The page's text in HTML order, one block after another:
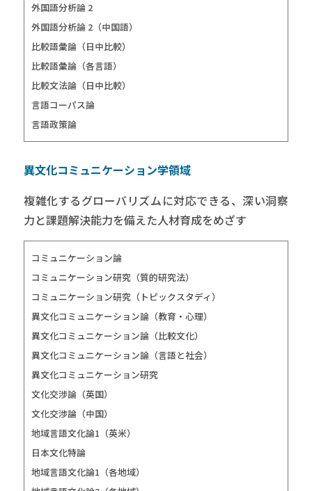
外国語分析論 2
外国語分析論 2（中国語）
比較語彙論（日中比較）
比較語彙論（各言語）
比較文法論（日中比較）
言語コーパス論
言語政策論
異文化コミュニケーション学領域
複雑化するグローバリズムに対応できる、深い洞察
力と課題解決能力を備えた人材育成をめざす
コミュニケーション論
コミュニケーション研究（質的研究法）
コミュニケーション研究（トピックスタディ）
異文化コミュニケーション論（教育・心理）
異文化コミュニケーション論（比較文化）
異文化コミュニケーション論（言語と社会）
異文化コミュニケーション研究
文化交渉論（英国）
文化交渉論（中国）
地域言語文化論1（英米）
日本文化特論
地域言語文化論1（各地域）